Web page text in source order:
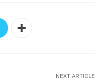
NEXT ARTICLE